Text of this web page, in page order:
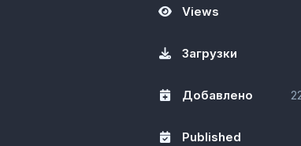
Views
Загрузки
Добавлено
Published